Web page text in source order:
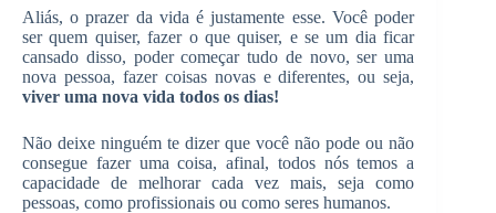
Aliás, o prazer da vida é justamente esse. Você poder
ser quem quiser, fazer o que quiser, e se um dia ficar
cansado disso, poder começar tudo de novo, ser uma
nova pessoa, fazer coisas novas e diferentes, ou seja,
viver uma nova vida todos os dias!
Não deixe ninguém te dizer que você não pode ou não
consegue fazer uma coisa, afinal, todos nós temos a
capacidade de melhorar cada vez mais, seja como
pessoas, como profissionais ou como seres humanos.